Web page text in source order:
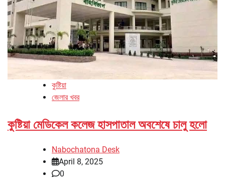
কুষ্টিয়া
জেলার খবর
কুষ্টিয়া মেডিকেল কলেজ হাসপাতাল অবশেষে চালু হলো
Nabochatona Desk
April 8, 2025
0